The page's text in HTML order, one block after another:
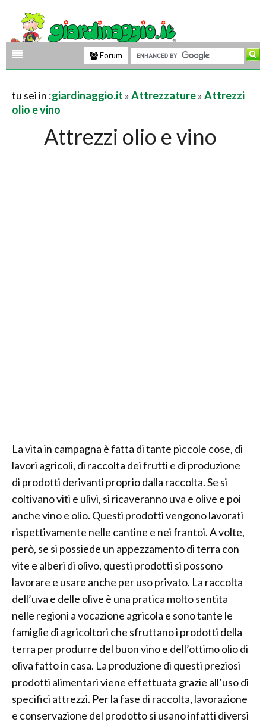
Forum
tu sei in :giardinaggio.it »Attrezzature»Attrezzi
olio e vino
Attrezzi olio e vino
La vita in campagna è fatta di tante piccole cose, di
lavori agricoli, di raccolta dei frutti e di produzione
di prodotti derivanti proprio dalla raccolta. Se si
coltivano viti e ulivi, si ricaveranno uva e olive e poi
anche vino e olio. Questi prodotti vengono lavorati
rispettivamente nelle cantine e nei frantoi. A volte,
però, se si possiede un appezzamento di terra con
vite e alberi di olivo, questi prodotti si possono
lavorare e usare anche per uso privato. La raccolta
dell’uva e delle olive è una pratica molto sentita
nelle regioni a vocazione agricola e sono tante le
famiglie di agricoltori che sfruttano i prodotti della
terra per produrre del buon vino e dell’ottimo olio di
oliva fatto in casa. La produzione di questi preziosi
prodotti alimentari viene effettuata grazie all’uso di
specifici attrezzi. Per la fase di raccolta, lavorazione
e conservazione del prodotto si usano infatti diversi